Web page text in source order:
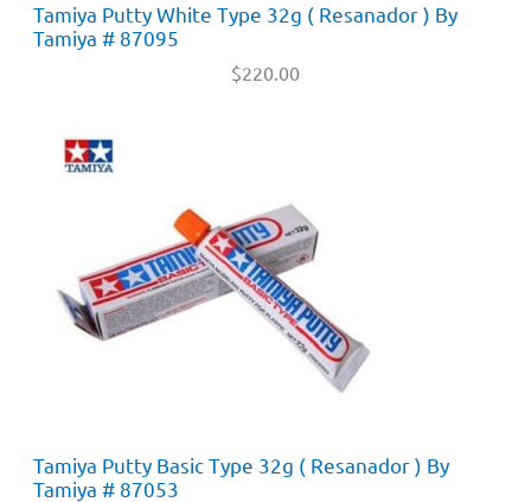
Tamiya Putty White Type 32g ( Resanador ) By
Tamiya # 87095
$220.00
Tamiya Putty Basic Type 32g ( Resanador ) By
Tamiya # 87053